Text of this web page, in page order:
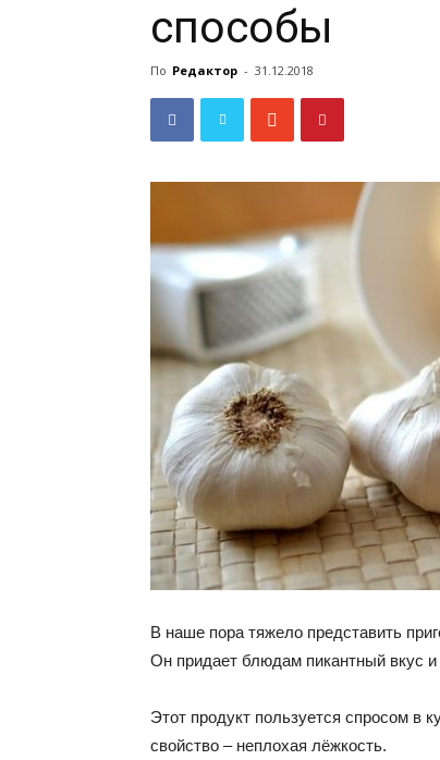
способы
По Редактор - 31.12.2018
В наше пора тяжело представить
Он придает блюдам пикантный вкус и
Этот продукт пользуется спросом в
свойство – неплохая лёжкость.